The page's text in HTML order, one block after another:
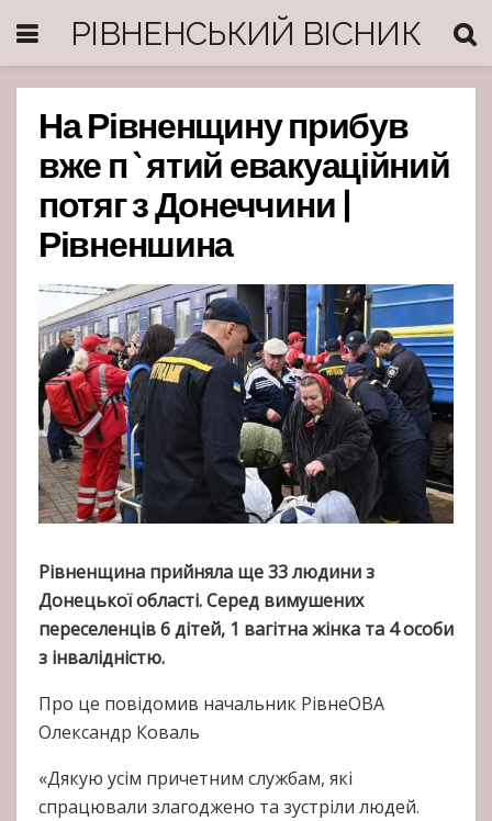
РІВНЕНСЬКИЙ ВІСНИК
На Рівненщину прибув
вже п`ятий евакуаційний
потяг з Донеччини |
Рівненшина
Рівненщина прийняла ще 33 людини з
Донецької області. Серед вимушених
переселенців 6 дітей, 1 вагітна жінка та 4 особи
з інвалідністю.
Про це повідомив начальник РівнеОВА
Олександр Коваль
«Дякую усім причетним службам, які
спрацювали злагоджено та зустріли людей.